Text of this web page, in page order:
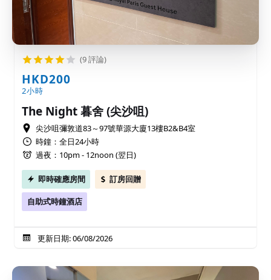
(9 評論)
HKD200
2小時
The Night 暮舍 (尖沙咀)
尖沙咀彌敦道83～97號華源大廈13樓B2&B4室
時鐘：全日24小時
過夜：10pm - 12noon (翌日)
即時確應房間 訂房回贈
自助式時鐘酒店
更新日期: 06/08/2026